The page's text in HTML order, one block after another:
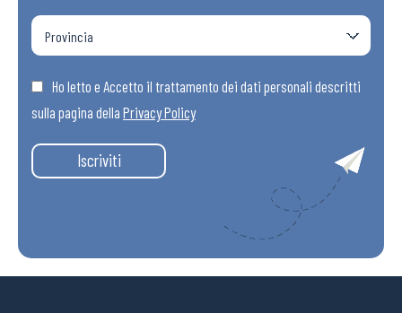
Ho letto e Accetto il trattamento dei dati personali descritti
sulla pagina della Privacy Policy
Iscriviti